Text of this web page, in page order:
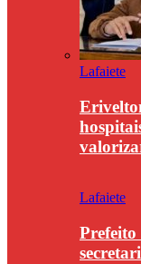
Lafaiete
Lafaiete
Prefeito